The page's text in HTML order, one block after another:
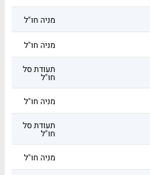
מניה חו"ל
מניה חו"ל
תעודת סל
חו"ל
מניה חו"ל
תעודת סל
חו"ל
מניה חו"ל